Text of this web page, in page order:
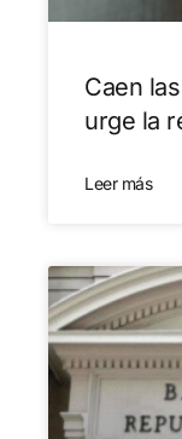
Caen
urge la
Leer más